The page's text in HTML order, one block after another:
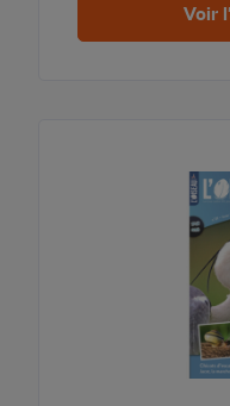
Voir